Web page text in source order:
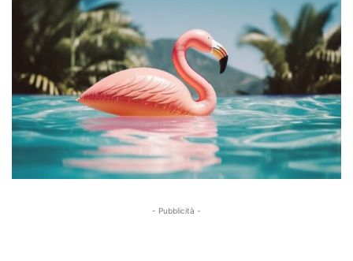
- Pubblicità -